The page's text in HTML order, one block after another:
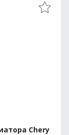
Chery